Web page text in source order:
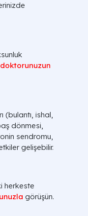
doktorunuzun
(bulantı, ishal,
dönmesi,
sendromu,
gelişebilir.
herkeste
görüşün.